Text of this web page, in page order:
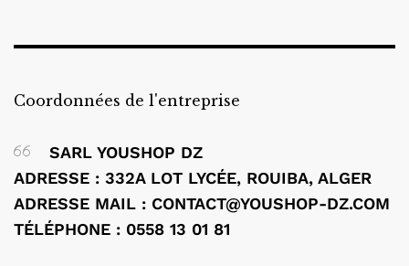
Coordonnées de l'entreprise
SARL YOUSHOP DZ
ADRESSE : 332A LOT LYCÉE, ROUIBA, ALGER
ADRESSE MAIL : CONTACT@YOUSHOP-DZ.COM
TÉLÉPHONE : 0558 13 01 81